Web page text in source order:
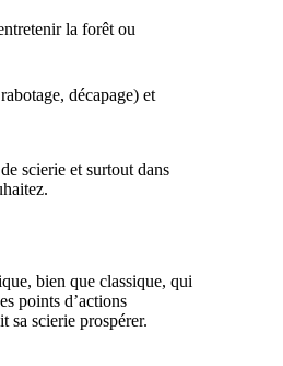
la forêt ou
décapage) et
scierie et surtout dans
bien que classique, qui
points d’actions
sa scierie prospérer.